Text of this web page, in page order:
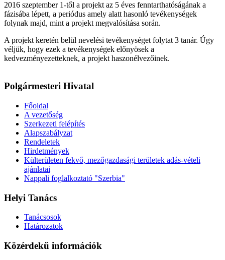
2016 szeptember 1-től a projekt az 5 éves fenntarthatóságának a
fázisába lépett, a periódus amely alatt hasonló tevékenységek
folynak majd, mint a projekt megvalósítása során.
A projekt keretén belül nevelési tevékenységet folytat 3 tanár. Úgy
véljük, hogy ezek a tevékenységek előnyösek a
kedvezményezetteknek, a projekt haszonélvezőinek.
Polgármesteri Hivatal
Főoldal
A vezetőség
Szerkezeti felépítés
Alapszabályzat
Rendeletek
Hirdetmények
Külterületen fekvő, mezőgazdasági területek adás-vételi
ajánlatai
Nappali foglalkoztató "Szerbia"
Helyi Tanács
Tanácsosok
Határozatok
Közérdekű információk